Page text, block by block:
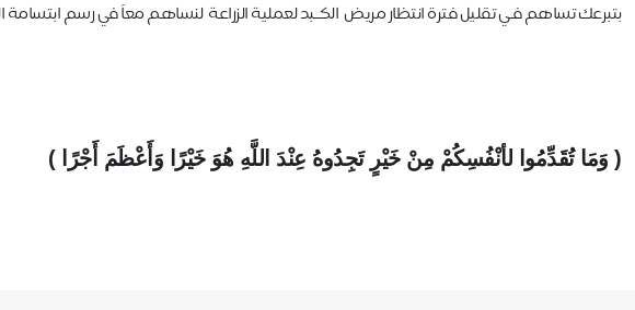
بتبرعك تساهم فـي تقليل فترة انتظار مريض الكــبد لعملية الزراعة لنساهم معاً في رسم ابتسامة
( وَمَا تُقَدِّمُوا لأنْفُسِكُمْ مِنْ خَيْرٍ تَجِدُوهُ عِنْدَ اللَّهِ هُوَ خَيْرًا وَأَعْظَمَ أَجْرًا )